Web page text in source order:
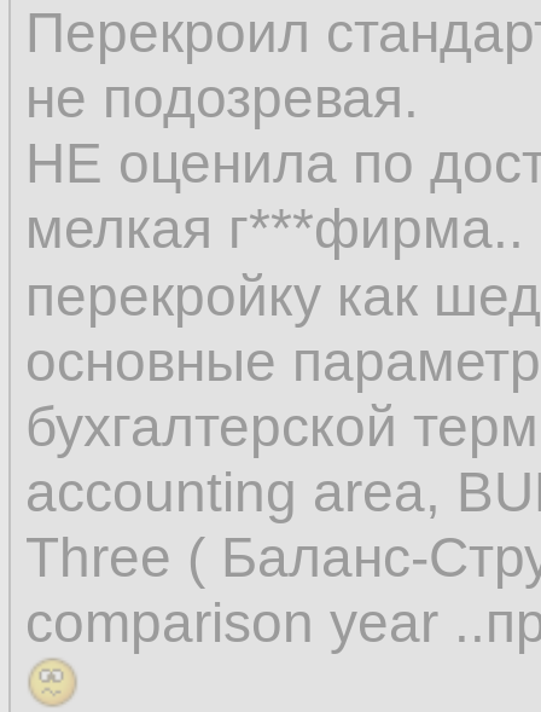
Перекроил
не подозревая.
НЕ оценила по
мелкая
перекройку как
основные
бухгалтерской
accounting area,
Three ( Баланс-
comparison year